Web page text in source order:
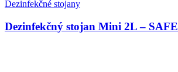
Dezinfekčné stojany
Dezinfekčný stojan Mini 2L –